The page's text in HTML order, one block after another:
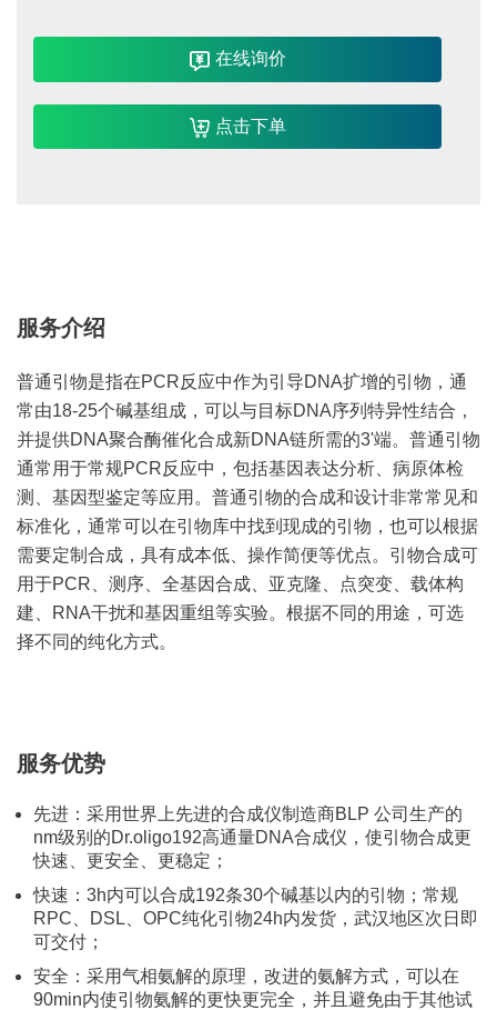
在线询价
点击下单
服务介绍
普通引物是指在PCR反应中作为引导DNA扩增的引物，通
常由18-25个碱基组成，可以与目标DNA序列特异性结合，
并提供DNA聚合酶催化合成新DNA链所需的3'端。普通引物
通常用于常规PCR反应中，包括基因表达分析、病原体检
测、基因型鉴定等应用。普通引物的合成和设计非常常见和
标准化，通常可以在引物库中找到现成的引物，也可以根据
需要定制合成，具有成本低、操作简便等优点。引物合成可
用于PCR、测序、全基因合成、亚克隆、点突变、载体构
建、RNA干扰和基因重组等实验。根据不同的用途，可选
择不同的纯化方式。
服务优势
先进：采用世界上先进的合成仪制造商BLP 公司生产的
nm级别的Dr.oligo192高通量DNA合成仪，使引物合成更
快速、更安全、更稳定；
快速：3h内可以合成192条30个碱基以内的引物；常规
RPC、DSL、OPC纯化引物24h内发货，武汉地区次日即
可交付；
安全：采用气相氨解的原理，改进的氨解方式，可以在
90min内使引物氨解的更快更完全，并且避免由于其他试